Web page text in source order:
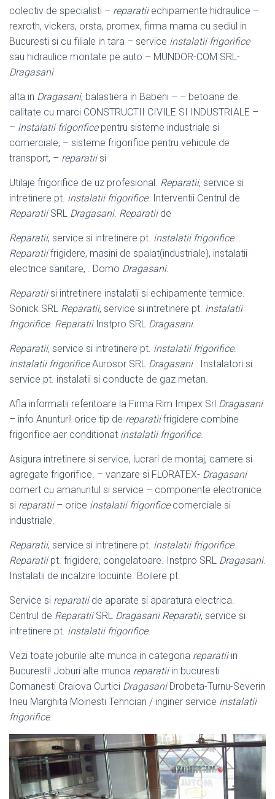
colectiv de specialisti – reparatiiechipamente hidraulice –
rexroth, vickers, orsta, promex, firma mama cu sediul in
Bucuresti si cu filiale in tara – service instalatii frigorifice
sau hidraulice montate pe auto – MUNDOR-COM SRL-
Dragasani
alta in Dragasani, balastiera in Babeni – – betoane de
calitate cu marci CONSTRUCTII CIVILE SI INDUSTRIALE –
– instalatii frigorificepentru sisteme industriale si
comerciale, – sisteme frigorifice pentru vehicule de
transport, – reparatiisi
Utilaje frigorifice de uz profesional. Reparatii, service si
intretinere pt. instalatii frigorifice. Interventii Centrul de
ReparatiiSRL Dragasani. Reparatiide
Reparatii, service si intretinere pt. instalatii frigorifice. .
Reparatiifrigidere, masini de spalat(industriale), instalatii
electrice sanitare, . Domo Dragasani.
Reparatiisi intretinere instalatii si echipamente termice.
Sonick SRL Reparatii, service si intretinere pt. instalatii
frigorifice. ReparatiiInstpro SRL Dragasani.
Reparatii, service si intretinere pt. instalatii frigorifice.
Instalatii frigorificeAurosor SRL Dragasani. Instalatori si
service pt. instalatii si conducte de gaz metan.
Afla informatii referitoare la Firma Rim Impex Srl Dragasani
– info Anunturi! orice tip de reparatiifrigidere combine
frigorifice aer conditionat instalatii frigorifice.
Asigura intretinere si service, lucrari de montaj, camere si
agregate frigorifice. – vanzare si FLORATEX- Dragasani
comert cu amanuntul si service – componente electronice
si reparatii– orice instalatii frigorificecomerciale si
industriale.
Reparatii, service si intretinere pt. instalatii frigorifice.
Reparatiipt. frigidere, congelatoare. Instpro SRL Dragasani.
Instalatii de incalzire locuinte. Boilere pt.
Service si reparatiide aparate si aparatura electrica.
Centrul de ReparatiiSRL Dragasani Reparatii, service si
intretinere pt. instalatii frigorifice.
Vezi toate joburile alte munca in categoria reparatiiin
Bucuresti! Joburi alte munca reparatiiin bucuresti
Comanesti Craiova Curtici DragasaniDrobeta-Turnu-Severin
Ineu Marghita Moinesti Tehncian / inginer service instalatii
frigorifice.